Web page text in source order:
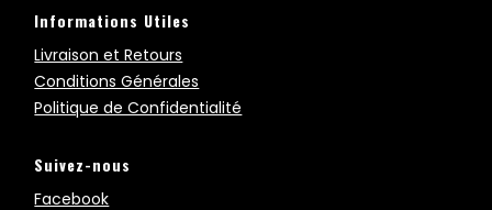
Informations Utiles
Livraison et Retours
Conditions Générales
Politique de Confidentialité
Suivez-nous
Facebook